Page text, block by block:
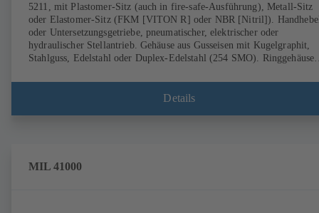
5211, mit Plastomer-Sitz (auch in fire-safe-Ausführung), Metall-Sitz
oder Elastomer-Sitz (FKM [VITON R] oder NBR [Nitril]).
oder Untersetzungsgetriebe, pneumatischer, elektrischer oder
hydraulischer Stellantrieb. Gehäuse aus Gusseisen mit Kugelgraphit,
Stahlguss, Edelstahl oder Duplex-Edelstahl (254 SMO). Ringgehäuse
Abflanschen und den Einsatz als Endarmatur mit Gegenflansch.
Anschlüsse nach EN, ASME oder JIS. Fire-safe-Prüfung und -
Details
MIL 41000